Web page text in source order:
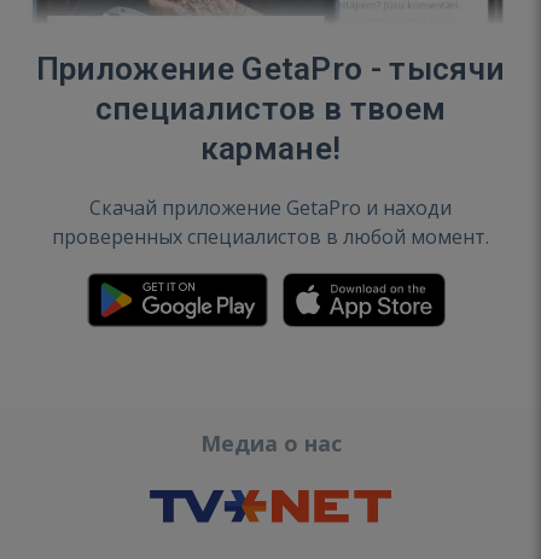
Приложение GetaPro - тысячи
специалистов в твоем
кармане!
Скачай приложение GetaPro и находи
проверенных специалистов в любой момент.
Медиа о нас